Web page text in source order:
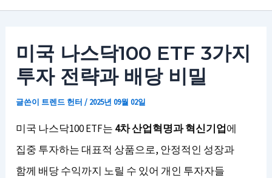
미국 나스닥100 ETF 3가지
투자 전략과 배당 비밀
글쓴이 트렌드 헌터/ 2025년 09월 02일
미국 나스닥100 ETF는 4차 산업혁명과 혁신기업에
집중 투자하는 대표적 상품으로, 안정적인 성장과
함께 배당 수익까지 노릴 수 있어 개인 투자자들